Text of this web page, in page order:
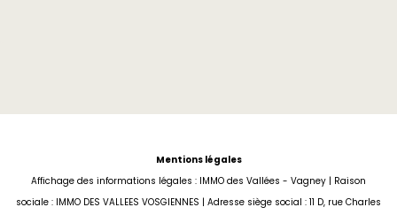
Mentions légales
Affichage des informations légales : IMMO des Vallées - Vagney | Raison
sociale : IMMO DES VALLEES VOSGIENNES | Adresse siège social : 11 D, rue Charles